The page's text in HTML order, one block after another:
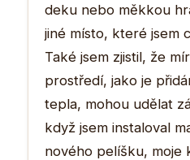
deku nebo měkkou
jiné místo, které jsem
Také jsem zjistil, že
prostředí, jako je
tepla, mohou udělat
když jsem instaloval
nového pelíšku, moje